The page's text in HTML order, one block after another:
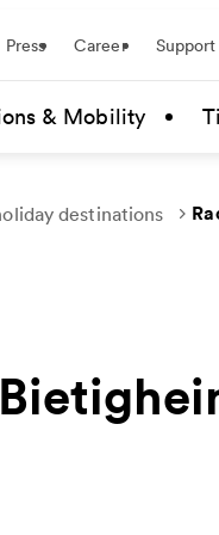
Press Career Support
& Mobility
destinations